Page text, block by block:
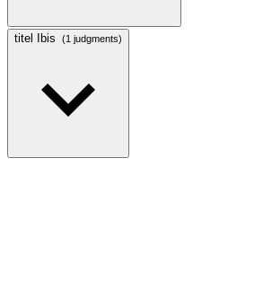
titel Ibis (1 judgments)